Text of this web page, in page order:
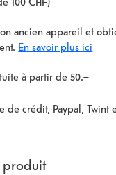
ancien appareil et
En savoir plus ici
à partir de 50.–
de crédit, Paypal,
produit